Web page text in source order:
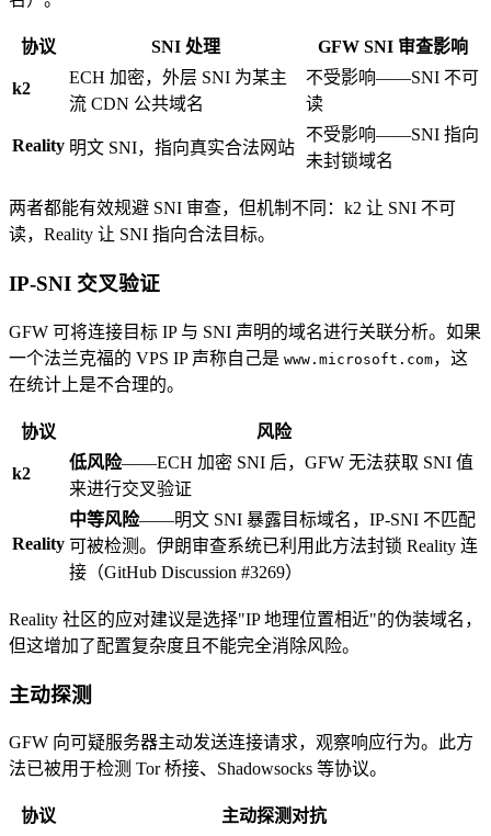
协议 SNI 处理 GFW SNI 审查影响
k2
ECH 加密，外层 SNI 为某主
流 CDN 公共域名
不受影响——SNI 不可
读
Reality 明文 SNI，指向真实合法网站
不受影响——SNI 指向
未封锁域名
两者都能有效规避 SNI 审查，但机制不同：k2 让 SNI 不可
读，Reality 让 SNI 指向合法目标。
IP-SNI 交叉验证
GFW 可将连接目标 IP 与 SNI 声明的域名进行关联分析。如果
一个法兰克福的 VPS IP 声称自己是 www.microsoft.com，这
在统计上是不合理的。
协议 风险
k2
低风险——ECH 加密 SNI 后，GFW 无法获取 SNI 值
来进行交叉验证
Reality
中等风险——明文 SNI 暴露目标域名，IP-SNI 不匹配
可被检测。伊朗审查系统已利用此方法封锁 Reality 连
接（GitHub Discussion #3269）
Reality 社区的应对建议是选择"IP 地理位置相近"的伪装域名，
但这增加了配置复杂度且不能完全消除风险。
主动探测
GFW 向可疑服务器主动发送连接请求，观察响应行为。此方
法已被用于检测 Tor 桥接、Shadowsocks 等协议。
协议 主动探测对抗